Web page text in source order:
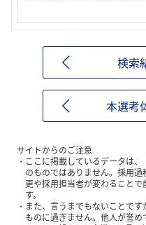
検索
本選考
サイトからのご注意
ここに掲載しているデータは
のものではありません。採用
更や採用担当者が変わること
す。
また、言うまでもないことで
ものに過ぎません。他人が誉